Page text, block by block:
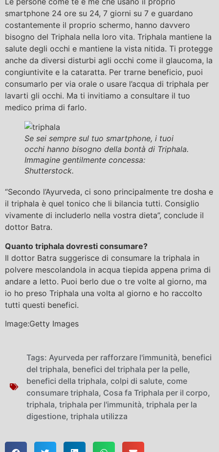
smartphone 24 ore su 24, 7 giorni su 7 e guardano
costantemente il proprio schermo, hanno davvero
bisogno del Triphala nella loro vita. Triphala mantiene la
salute degli occhi e mantiene la vista nitida. Ti protegge
anche da diversi disturbi agli occhi come il glaucoma, la
congiuntivite e la cataratta. Per trarne beneficio, puoi
consumarlo per via orale o usare l’acqua di triphala per
lavarti gli occhi. Ma ti invitiamo a consultare il tuo
medico prima di farlo.
Se sei sempre sul tuo smartphone, i tuoi
occhi hanno bisogno della bontà di Triphala.
Immagine gentilmente concessa:
Shutterstock.
“Secondo l’Ayurveda, ci sono principalmente tre dosha e
il triphala è quel tonico che li bilancia tutti. Consiglio
vivamente di includerlo nella vostra dieta”, conclude il
dottor Batra.
Quanto triphala dovresti consumare?
Il dottor Batra suggerisce di consumare la triphala in
polvere mescolandola in acqua tiepida appena prima di
andare a letto. Puoi berlo due o tre volte al giorno, ma
io ho preso Triphala una volta al giorno e ho raccolto
tutti questi benefici.
Image:Getty Images
Tags: Ayurveda per rafforzare l'immunità, benefici
del triphala, benefici del triphala per la pelle,
benefici della triphala, colpi di salute, come
consumare triphala, Cosa fa Triphala per il corpo,
triphala, triphala per l'immunità, triphala per la
digestione, triphala utilizza